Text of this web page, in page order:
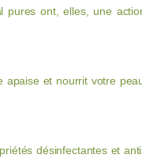
pures ont, elles, une
et nourrit votre
désinfectantes et